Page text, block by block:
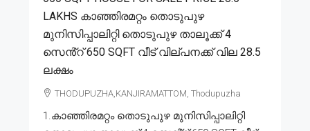
LAKHS കാഞ്ഞിരമറ്റം തൊടുപുഴ
മുനിസിപ്പാലിറ്റി തൊടുപുഴ താലൂക്ക് 4
സെൻ്റ് 650 SQFT വീട് വില്പനക്ക് വില 28.5
ലക്ഷം
THODUPUZHA,KANJIRAMATTOM, Thodupuzha
1.കാഞ്ഞിരമറ്റം തൊടുപുഴ മുനിസിപ്പാലിറ്റി